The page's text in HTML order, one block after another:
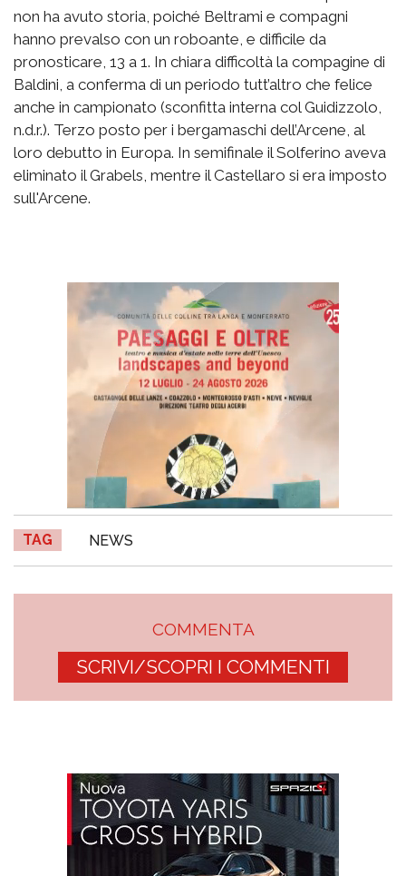
non ha avuto storia, poiché Beltrami e compagni
hanno prevalso con un roboante, e difficile da
pronosticare, 13 a 1. In chiara difficoltà la compagine di
Baldini, a conferma di un periodo tutt’altro che felice
anche in campionato (sconfitta interna col Guidizzolo,
n.d.r.). Terzo posto per i bergamaschi dell’Arcene, al
loro debutto in Europa. In semifinale il Solferino aveva
eliminato il Grabels, mentre il Castellaro si era imposto
sull'Arcene.
TAG NEWS
COMMENTA
SCRIVI/SCOPRI I COMMENTI